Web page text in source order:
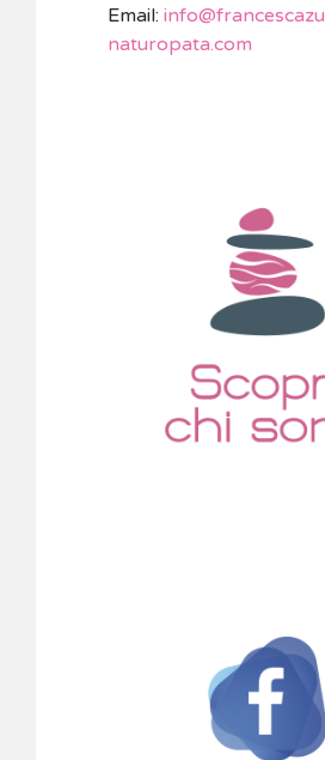
Email:
naturopata.com